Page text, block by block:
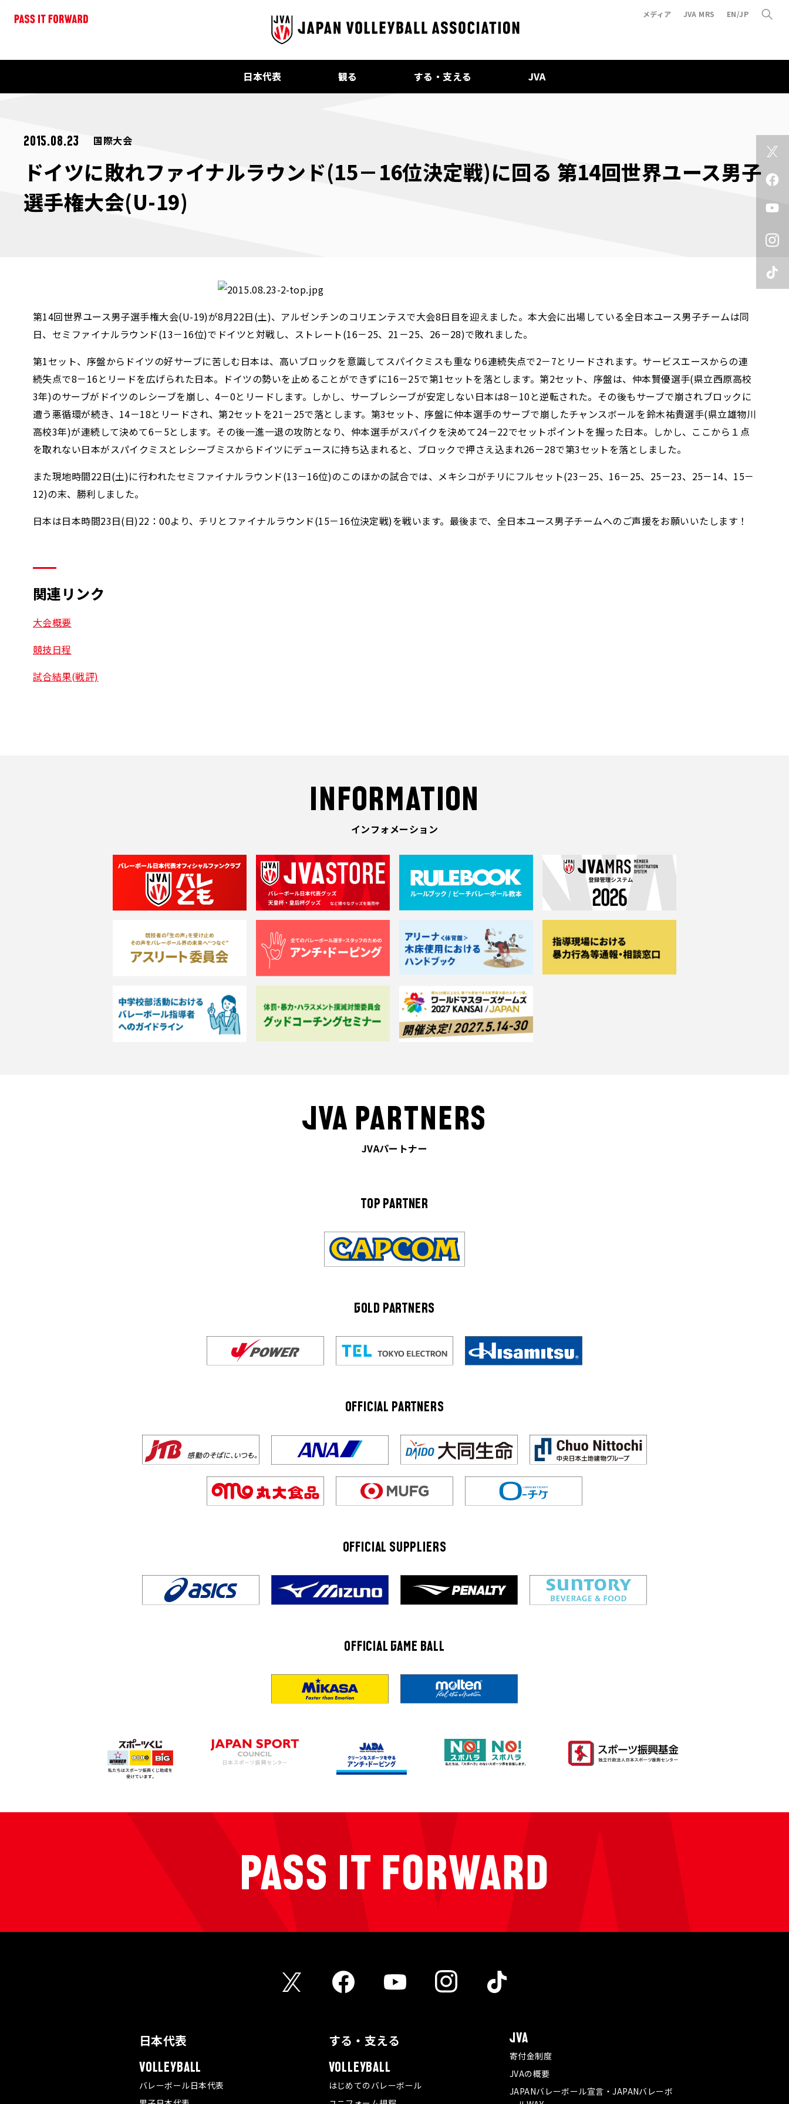
メディア JVA MRS EN/JP
日本代表 観る する・支える JVA
2015.08.23 国際大会
ドイツに敗れファイナルラウンド(15－16位決定戦)に回る 第14回世界ユース男子
選手権大会(U-19)
第14回世界ユース男子選手権大会(U-19)が8月22日(土)、アルゼンチンのコリエンテスで大会8日目を迎えました。本大会に出場している全日本ユース男子チームは同
日、セミファイナルラウンド(13－16位)でドイツと対戦し、ストレート(16－25、21－25、26－28)で敗れました。
第1セット、序盤からドイツの好サーブに苦しむ日本は、高いブロックを意識してスパイクミスも重なり6連続失点で2－7とリードされます。サービスエースからの連
続失点で8－16とリードを広げられた日本。ドイツの勢いを止めることができずに16－25で第1セットを落とします。第2セット、序盤は、仲本賢優選手(県立西原高校
3年)のサーブがドイツのレシーブを崩し、4－0とリードします。しかし、サーブレシーブが安定しない日本は8－10と逆転された。その後もサーブで崩されブロックに
遭う悪循環が続き、14－18とリードされ、第2セットを21－25で落とします。第3セット、序盤に仲本選手のサーブで崩したチャンスボールを鈴木祐貴選手(県立雄物川
高校3年)が連続して決めて6－5とします。その後一進一退の攻防となり、仲本選手がスパイクを決めて24－22でセットポイントを握った日本。しかし、ここから１点
を取れない日本がスパイクミスとレシーブミスからドイツにデュースに持ち込まれると、ブロックで押さえ込まれ26－28で第3セットを落としました。
また現地時間22日(土)に行われたセミファイナルラウンド(13－16位)のこのほかの試合では、メキシコがチリにフルセット(23－25、16－25、25－23、25－14、15－
12)の末、勝利しました。
日本は日本時間23日(日)22：00より、チリとファイナルラウンド(15－16位決定戦)を戦います。最後まで、全日本ユース男子チームへのご声援をお願いいたします！
関連リンク
大会概要
競技日程
試合結果(戦評)
INFORMATION
インフォメーション
JVA PARTNERS
JVAパートナー
TOP PARTNER
GOLD PARTNERS
OFFICIAL PARTNERS
OFFICIAL SUPPLIERS
OFFICIAL GAME BALL
日本代表
VOLLEYBALL
バレーボール日本代表
する・支える
VOLLEYBALL
はじめてのバレーボール
JVA
寄付金制度
JVAの概要
JAPANバレーボール宣言・JAPANバレーボ